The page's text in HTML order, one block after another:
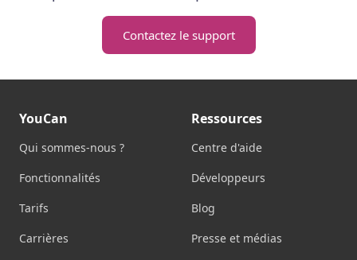
Contactez le support
YouCan
Qui sommes-nous ?
Fonctionnalités
Tarifs
Carrières
Ressources
Centre d'aide
Développeurs
Blog
Presse et médias